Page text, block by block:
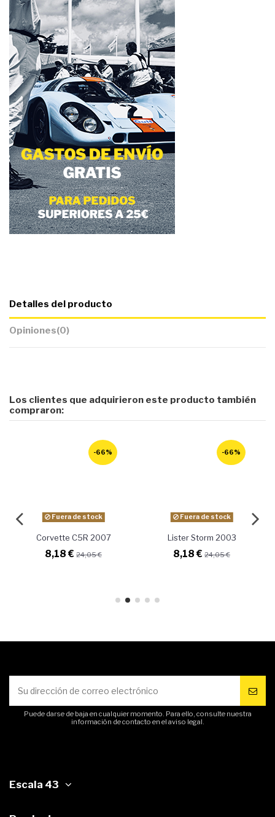
Detalles del producto
Opiniones(0)
Los clientes que adquirieron este producto también
compraron:
-66%
Fuera de stock
Corvette C5R 2007
8,18 € 24,05 €
-66%
Fuera de stock
Lister Storm 2003
8,18 € 24,05 €
Puede darse de baja en cualquier momento. Para ello, consulte nuestra
información de contacto en el aviso legal.
Escala 43